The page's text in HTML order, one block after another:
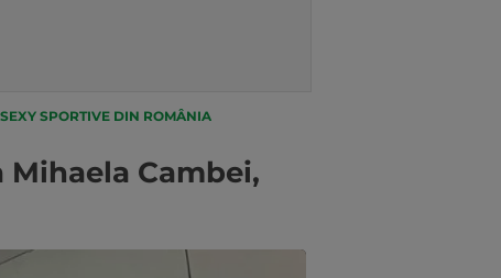
SPORTIVE DIN ROMÂNIA
Cambei,